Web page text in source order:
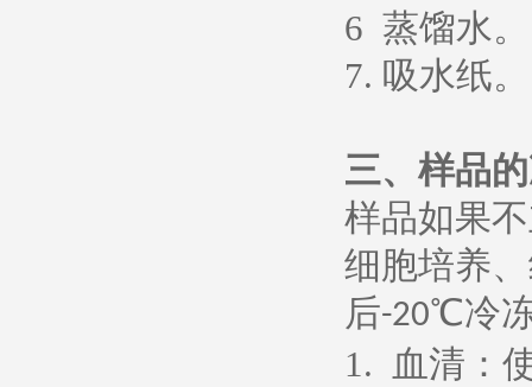
6 蒸馏水。
7. 吸水纸。
三、样品
样品如果
细胞培养
后-20℃冷
1.
血清：